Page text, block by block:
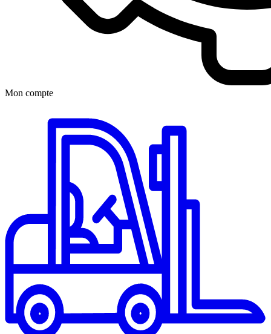
Mon compte